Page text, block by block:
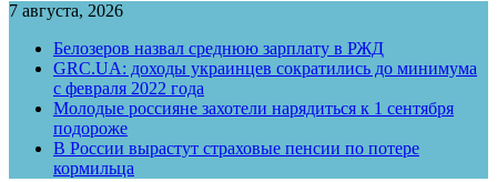
7 августа, 2026
Белозеров назвал среднюю зарплату в РЖД
GRC.UA: доходы украинцев сократились до минимума
с февраля 2022 года
Молодые россияне захотели нарядиться к 1 сентября
подороже
В России вырастут страховые пенсии по потере
кормильца